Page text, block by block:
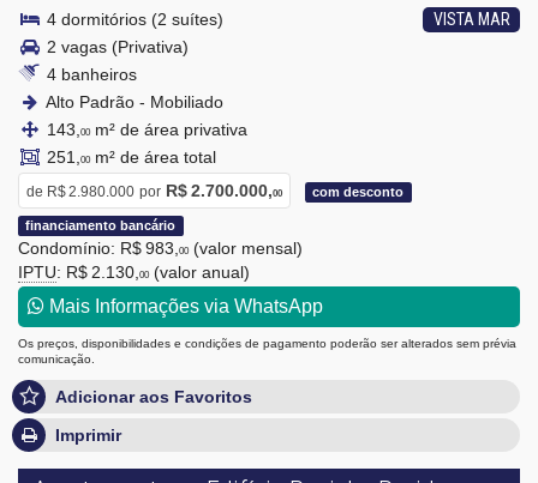
VISTA MAR
4 dormitórios (2 suítes)
2 vagas (Privativa)
4 banheiros
Alto Padrão - Mobiliado
143, 00m² de área privativa
251,
00m² de área total
de R$ 2.980.000 por R$ 2.700.000,00 com desconto
financiamento bancário
Condomínio: R$ 983, 00 (valor mensal)
IPTU: R$ 2.130, 00 (valor anual)
Mais Informações via WhatsApp
Os preços, disponibilidades e condições de pagamento poderão ser alterados sem prévia
comunicação.
Adicionar aos Favoritos
Imprimir